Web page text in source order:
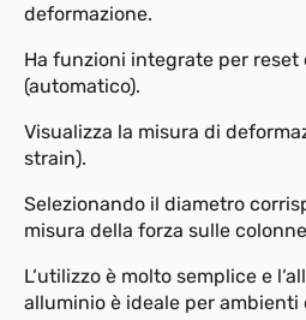
deformazione.
Ha funzioni integrate per
(automatico).
Visualizza la misura di
strain).
Selezionando il diametro
misura della forza sulle
L‘utilizzo è molto semplice e
alluminio è ideale per ambienti